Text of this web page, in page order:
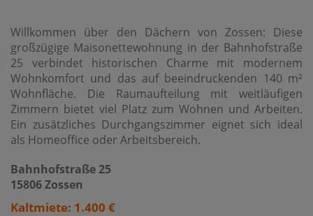
Willkommen über den Dächern von Zossen: Diese
großzügige Maisonettewohnung in der Bahnhofstraße
25 verbindet historischen Charme mit modernem
Wohnkomfort und das auf beeindruckenden 140 m²
Wohnfläche. Die Raumaufteilung mit weitläufigen
Zimmern bietet viel Platz zum Wohnen und Arbeiten.
Ein zusätzliches Durchgangszimmer eignet sich ideal
als Homeoffice oder Arbeitsbereich.
Bahnhofstraße 25
15806 Zossen
Kaltmiete: 1.400 €